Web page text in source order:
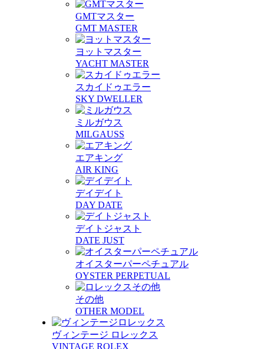
GMTマスター
GMT MASTER
ヨットマスター
YACHT MASTER
スカイドゥエラー
SKY DWELLER
ミルガウス
MILGAUSS
エアキング
AIR KING
デイデイト
DAY DATE
デイトジャスト
DATE JUST
オイスターパーペチュアル
OYSTER PERPETUAL
その他
OTHER MODEL
ヴィンテージ ロレックス
VINTAGE ROLEX